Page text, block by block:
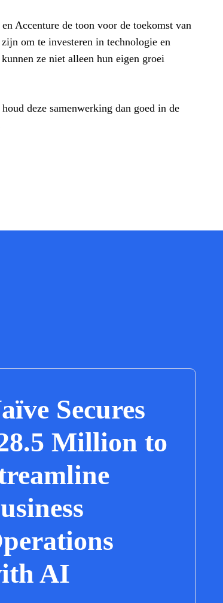
Accenture de toon voor de toekomst van
om te investeren in technologie en
ze niet alleen hun eigen groei
deze samenwerking dan goed in de
Secures
Million to
AI